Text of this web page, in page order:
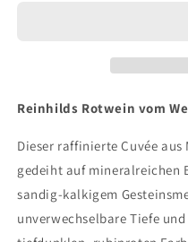
Reinhilds Rotwein vom
Dieser raffinierte Cuvée
gedeiht auf mineralreichen
sandig-kalkigem
unverwechselbare Tiefe